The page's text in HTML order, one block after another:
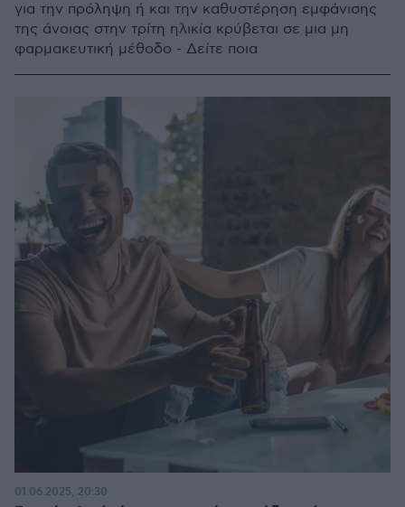
για την πρόληψη ή και την καθυστέρηση εμφάνισης
της άνοιας στην τρίτη ηλικία κρύβεται σε μια μη
φαρμακευτική μέθοδο - Δείτε ποια
01.06.2025, 20:30